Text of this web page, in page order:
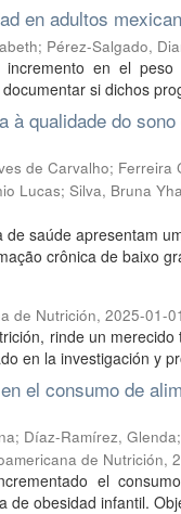
en adultos
; Pérez-Salgado,
en el
si dichos
à qualidade do
de Carvalho; Ferreira
Lucas; Silva, Bruna
saúde apresentam
crônica de baixo
de Nutrición, 2025-01-01
rinde un
en la investigación y
el consumo de
; Díaz-Ramírez, Glenda;
de Nutrición,
el
de obesidad infantil.